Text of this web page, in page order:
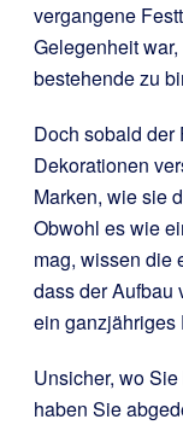
vergangene
Gelegenheit
bestehende zu
Doch sobald der
Dekorationen
Marken, wie sie
Obwohl es wie
mag, wissen die
dass der Aufbau
ein ganzjähriges
Unsicher, wo
haben Sie